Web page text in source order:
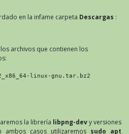
en la infame carpeta Descargas :
archivos que contienen los
linux-gnu.tar.bz2
la librería libpng-devy versiones
ambos casos utilizaremos sudo apt